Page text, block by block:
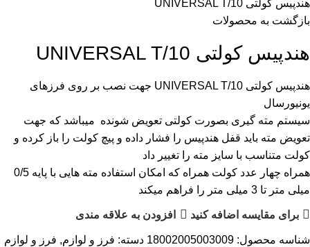
هندپیس کولتی UNIVERSAL T/10
بازگشت به محصولات
هندپیس کولتی UNIVERSAL T/10
هندپیس کولتی UNIVERSAL T/10 جهت نصب بر روی فرزهای
یونیورسال
سیستم مته گیری بصورت کولتی تعویض شونده میباشد که جهت
تعویض مته باید قفل هندپیس را فشار داده و پیچ کولت را باز کرده و
کولت متناسب با سایز مته را تغییر داد
همراه چهار عدد کولت همراه که امکان استفاده مته هایی با پایه 0/5
میلی متر تا 3 میلی متر را فراهم میکند
برای مقایسه اضافه کنید افزودن به علاقه مندی
شناسه محصول: 18002005003009 دسته: فرز و لوازم, فرز و لوازم